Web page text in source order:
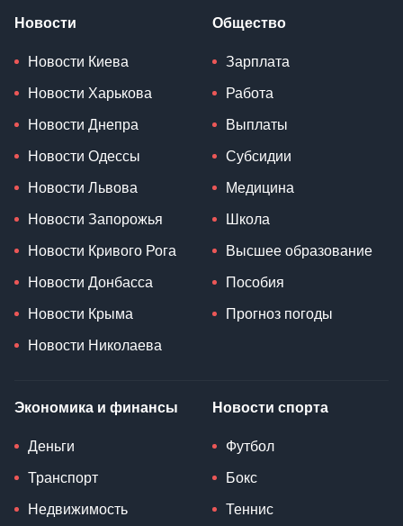
Новости
Новости Киева
Новости Харькова
Новости Днепра
Новости Одессы
Новости Львова
Новости Запорожья
Новости Кривого Рога
Новости Донбасса
Новости Крыма
Новости Николаева
Общество
Зарплата
Работа
Выплаты
Субсидии
Медицина
Школа
Высшее образование
Пособия
Прогноз погоды
Экономика и финансы
Деньги
Транспорт
Недвижимость
Новости спорта
Футбол
Бокс
Теннис